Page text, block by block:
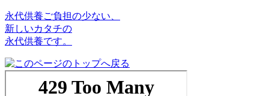
永代供養ご負担の少ない、
新しいカタチの
永代供養です。